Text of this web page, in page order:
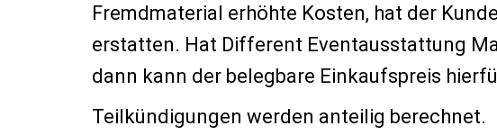
Fremdmaterial erhöhte Kosten, hat der
erstatten. Hat Different Eventausstattung
dann kann der belegbare Einkaufspreis
Teilkündigungen werden anteilig berechnet.